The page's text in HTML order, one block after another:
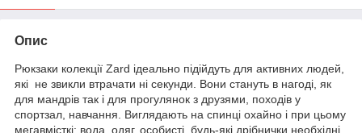
Опис
Рюкзаки колекції Zard ідеально підійдуть для активних людей,
які не звикли втрачати ні секунди. Вони стануть в нагоді, як
для мандрів так і для прогулянок з друзями, походів у
спортзал, навчання. Виглядають на спинці охайно і при цьому
мегавмісткі: вода, одяг, особисті, будь-які дрібнички необхідні